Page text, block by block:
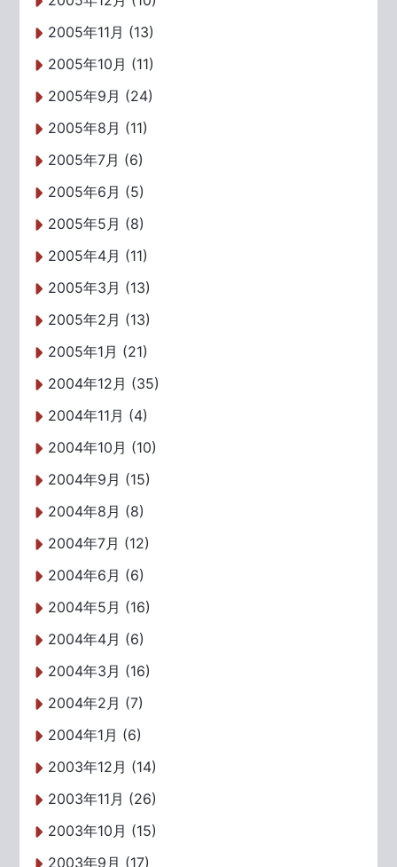
2005年11月 (13)
2005年10月 (11)
2005年9月 (24)
2005年8月 (11)
2005年7月 (6)
2005年6月 (5)
2005年5月 (8)
2005年4月 (11)
2005年3月 (13)
2005年2月 (13)
2005年1月 (21)
2004年12月 (35)
2004年11月 (4)
2004年10月 (10)
2004年9月 (15)
2004年8月 (8)
2004年7月 (12)
2004年6月 (6)
2004年5月 (16)
2004年4月 (6)
2004年3月 (16)
2004年2月 (7)
2004年1月 (6)
2003年12月 (14)
2003年11月 (26)
2003年10月 (15)
2003年9月 (17)